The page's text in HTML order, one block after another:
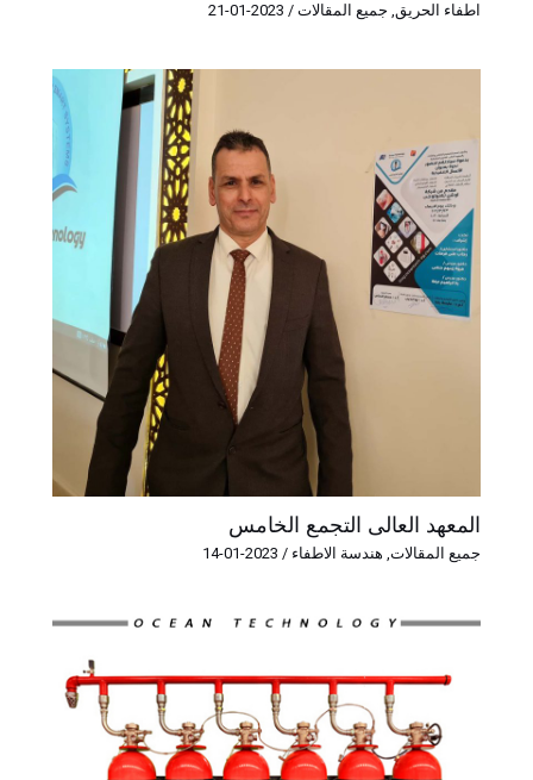
اطفاء الحريق, جميع المقالات /
2023-01-21
المعهد العالى التجمع الخامس
جميع المقالات, هندسة الاطفاء /
2023-01-14